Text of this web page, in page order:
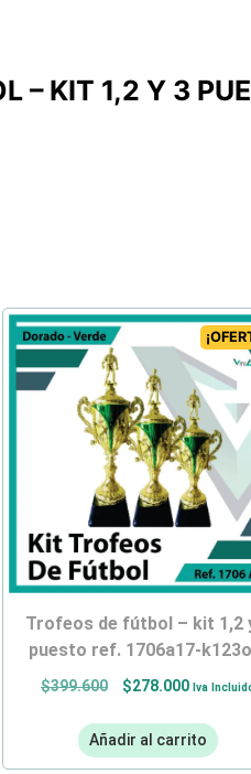
– KIT 1,2 Y 3
trofeos de fútbol – kit 1,2 y 3
puesto ref. 1706a17-
$399.600 $278.000 Iva
Añadir al carrito